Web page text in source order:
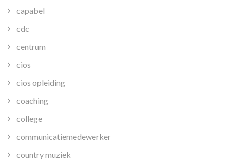
capabel
cdc
centrum
cios
cios opleiding
coaching
college
communicatiemedewerker
country muziek